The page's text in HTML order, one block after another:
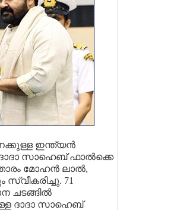
ഇന്ത്യന്‍
സാഹെബ് ഫാല്‍ക്കെ
മോഹൻ ലാൽ,
സ്വീകരിച്ചു. 71
ചടങ്ങിൽ
ദാദാ സാഹെബ്